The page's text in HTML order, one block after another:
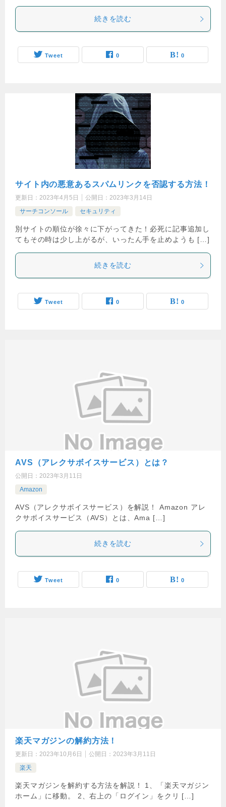
続きを読む
Tweet 0 0
サイト内の悪意あるスパムリンクを否認する方法！
更新日： 2023年4月5日 公開日： 2023年3月14日
サーチコンソール
セキュリティ
別サイトの順位が徐々に下がってきた！必死に記事追加し
てもその時は少し上がるが、いったん手を止めようも […]
続きを読む
Tweet 0 0
AVS（アレクサボイスサービス）とは？
公開日： 2023年3月11日
Amazon
AVS（アレクサボイスサービス）を解説！ Amazon アレ
クサボイスサービス（AVS）とは、Ama […]
続きを読む
Tweet 0 0
楽天マガジンの解約方法！
更新日： 2023年10月6日 公開日： 2023年3月11日
楽天
楽天マガジンを解約する方法を解説！ 1、「楽天マガジン
ホーム」に移動。 2、右上の「ログイン」をクリ […]